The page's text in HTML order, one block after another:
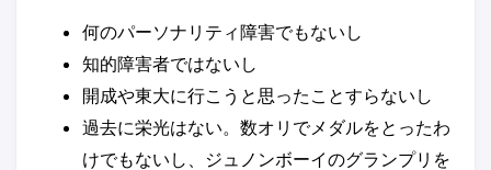
何のパーソナリティ障害でもないし
知的障害者ではないし
開成や東大に行こうと思ったことすらないし
過去に栄光はない。数オリでメダルをとったわ
けでもないし、ジュノンボーイのグランプリを